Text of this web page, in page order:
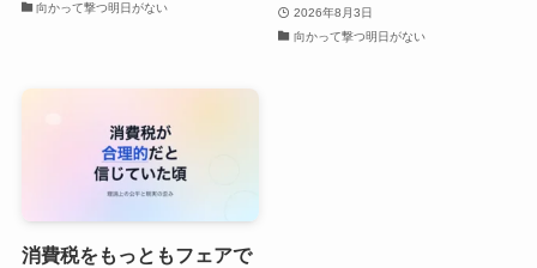
向かって撃つ明日がない
2026年8月3日
向かって撃つ明日がない
消費税をもっともフェアで